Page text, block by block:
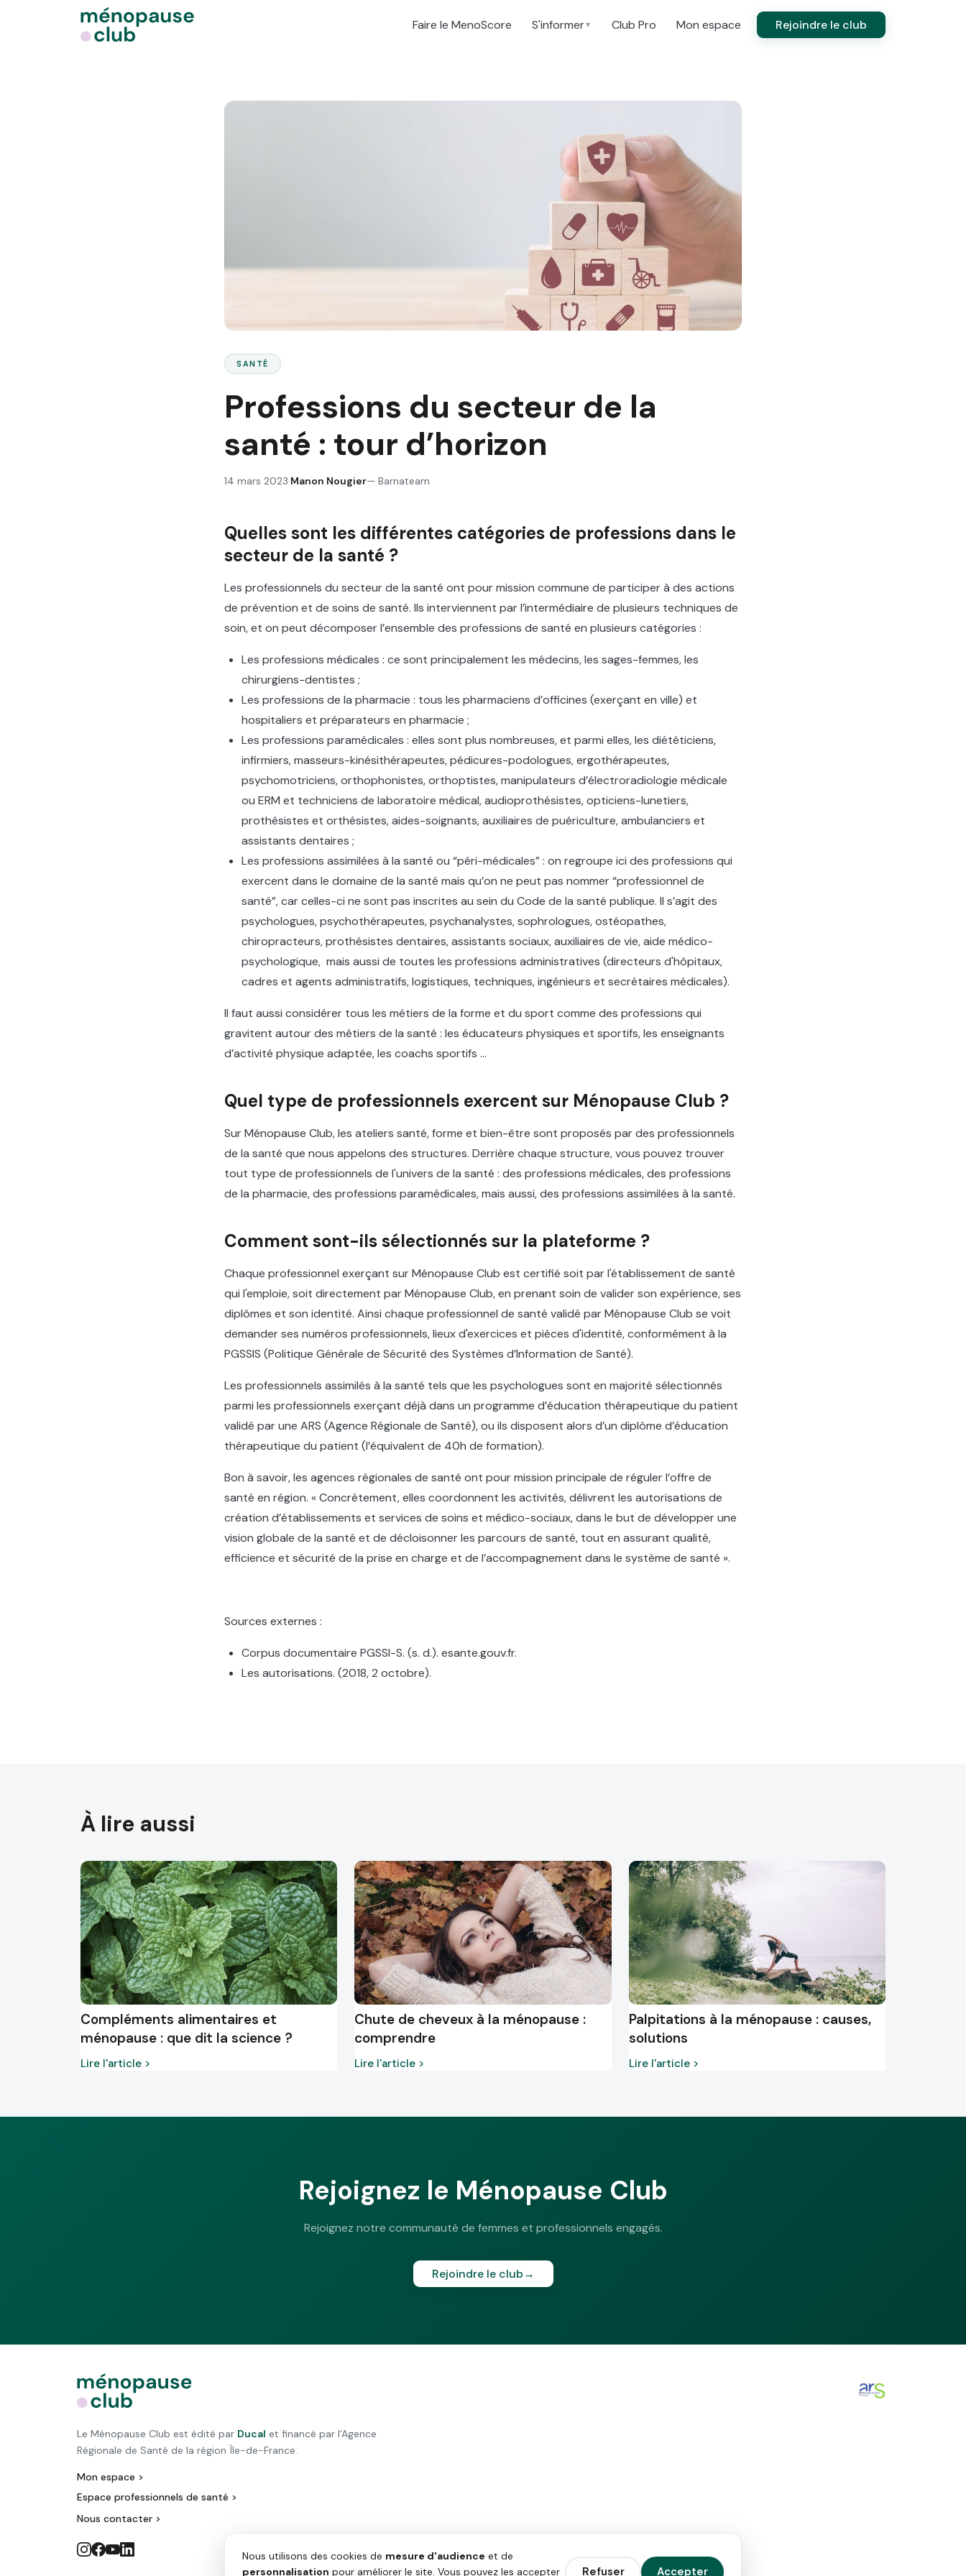
Nous utilisons des cookies de mesure d'audience et de
personnalisation pour améliorer le site. Vous pouvez les accepter Refuser Accepter
Faire le MenoScore S'informer▼ Club Pro Mon espace Rejoindre le club
SANTÉ
Professions du secteur de la
santé : tour d’horizon
14 mars 2023·Manon Nougier— Barnateam
Quelles sont les différentes catégories de professions dans le
secteur de la santé ?
Les professionnels du secteur de la santé ont pour mission commune de participer à des actions
de prévention et de soins de santé. Ils interviennent par l’intermédiaire de plusieurs techniques de
soin, et on peut décomposer l’ensemble des professions de santé en plusieurs catégories :
Les professions médicales : ce sont principalement les médecins, les sages-femmes, les
chirurgiens-dentistes ;
Les professions de la pharmacie : tous les pharmaciens d’officines (exerçant en ville) et
hospitaliers et préparateurs en pharmacie ;
Les professions paramédicales : elles sont plus nombreuses, et parmi elles, les diététiciens,
infirmiers, masseurs-kinésithérapeutes, pédicures-podologues, ergothérapeutes,
psychomotriciens, orthophonistes, orthoptistes, manipulateurs d’électroradiologie médicale
ou ERM et techniciens de laboratoire médical, audioprothésistes, opticiens-lunetiers,
prothésistes et orthésistes, aides-soignants, auxiliaires de puériculture, ambulanciers et
assistants dentaires ;
Les professions assimilées à la santé ou “péri-médicales” : on regroupe ici des professions qui
exercent dans le domaine de la santé mais qu’on ne peut pas nommer “professionnel de
santé”, car celles-ci ne sont pas inscrites au sein du Code de la santé publique. Il s’agit des
psychologues, psychothérapeutes, psychanalystes, sophrologues, ostéopathes,
chiropracteurs, prothésistes dentaires, assistants sociaux, auxiliaires de vie, aide médico-
psychologique, mais aussi de toutes les professions administratives (directeurs d'hôpitaux,
cadres et agents administratifs, logistiques, techniques, ingénieurs et secrétaires médicales).
Il faut aussi considérer tous les métiers de la forme et du sport comme des professions qui
gravitent autour des métiers de la santé : les éducateurs physiques et sportifs, les enseignants
d’activité physique adaptée, les coachs sportifs …
Quel type de professionnels exercent sur Ménopause Club ?
Sur Ménopause Club, les ateliers santé, forme et bien-être sont proposés par des professionnels
de la santé que nous appelons des structures. Derrière chaque structure, vous pouvez trouver
tout type de professionnels de l'univers de la santé : des professions médicales, des professions
de la pharmacie, des professions paramédicales, mais aussi, des professions assimilées à la santé.
Comment sont-ils sélectionnés sur la plateforme ?
Chaque professionnel exerçant sur Ménopause Club est certifié soit par l'établissement de santé
qui l'emploie, soit directement par Ménopause Club, en prenant soin de valider son expérience, ses
diplômes et son identité. Ainsi chaque professionnel de santé validé par Ménopause Club se voit
demander ses numéros professionnels, lieux d'exercices et pièces d'identité, conformément à la
PGSSIS (Politique Générale de Sécurité des Systèmes d’Information de Santé).
Les professionnels assimilés à la santé tels que les psychologues sont en majorité sélectionnés
parmi les professionnels exerçant déjà dans un programme d’éducation thérapeutique du patient
validé par une ARS (Agence Régionale de Santé), ou ils disposent alors d’un diplôme d’éducation
thérapeutique du patient (l’équivalent de 40h de formation).
Bon à savoir, les agences régionales de santé ont pour mission principale de réguler l’offre de
santé en région. « Concrètement, elles coordonnent les activités, délivrent les autorisations de
création d’établissements et services de soins et médico-sociaux, dans le but de développer une
vision globale de la santé et de décloisonner les parcours de santé, tout en assurant qualité,
efficience et sécurité de la prise en charge et de l’accompagnement dans le système de santé ».
Sources externes :
Corpus documentaire PGSSI-S. (s. d.). esante.gouv.fr.
Les autorisations. (2018, 2 octobre).
À lire aussi
Compléments alimentaires et
ménopause : que dit la science ?
Lire l'article >
Chute de cheveux à la ménopause :
comprendre
Lire l'article >
Palpitations à la ménopause : causes,
solutions
Lire l'article >
Rejoignez le Ménopause Club
Rejoignez notre communauté de femmes et professionnels engagés.
Rejoindre le club→
Le Ménopause Club est édité par Ducal et financé par l'Agence
Régionale de Santé de la région Île-de-France.
Mon espace >
Espace professionnels de santé >
Nous contacter >